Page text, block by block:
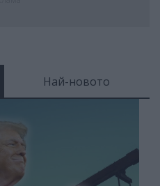
Най-новото